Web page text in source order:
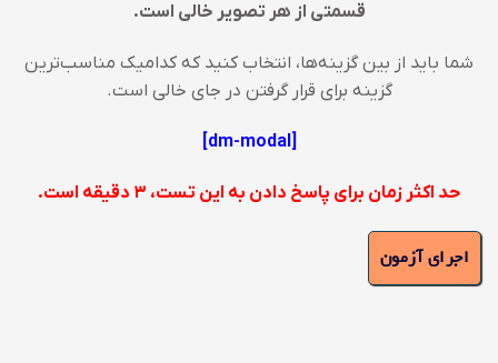
قسمتی از هر تصویر خالی است.
شما باید از بین گزینه‌‌ها، انتخاب کنید که کدامیک مناسب‌ترین
گزینه برای قرار گرفتن در جای خالی است.
[dm-modal]
حد اکثر زمان برای پاسخ دادن به این تست، ۳ دقیقه است.